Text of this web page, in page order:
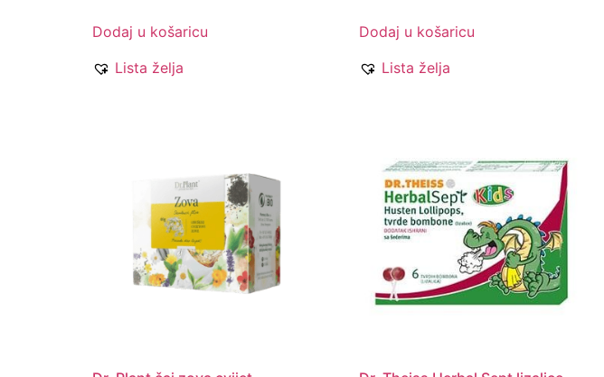
Dodaj u košaricu
Lista želja
Dodaj u košaricu
Lista želja